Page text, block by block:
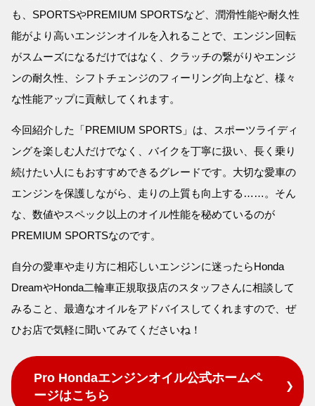
も、SPORTSやPREMIUM SPORTSなど、潤滑性能や耐久性
能がより高いエンジンオイルを入れることで、エンジン回転
がスムーズになるだけではなく、クラッチの繋がりやエンジ
ンの耐久性、シフトチェンジのフィーリング向上など、様々
な性能アップに貢献してくれます。
今回紹介した「PREMIUM SPORTS」は、スポーツライディ
ングを楽しむ人だけでなく、バイクを丁寧に扱い、長く乗り
続けたい人にもおすすめできるグレードです。大切な愛車の
エンジンを保護しながら、走りの上質も向上する……。そん
な、数値やスペック以上のオイル性能を秘めているのが
PREMIUM SPORTSなのです。
自分の愛車や走り方に相応しいエンジンに迷ったらHonda
DreamやHonda二輪車正規取扱店のスタッフさんに相談して
みること、最適なオイルをアドバイスしてくれますので、ぜ
ひお店で気軽に聞いてみてくださいね！
Pro Hondaエンジンオイル公式ホームペ
ージはこちら